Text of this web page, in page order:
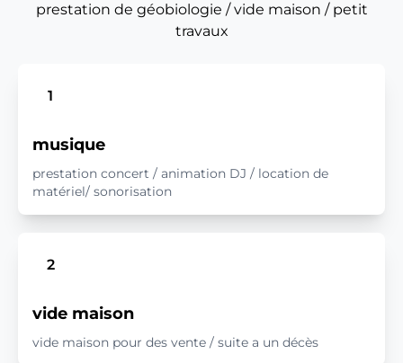
prestation de géobiologie / vide maison / petit
travaux
1
musique
prestation concert / animation DJ / location de
matériel/ sonorisation
2
vide maison
vide maison pour des vente / suite a un décès